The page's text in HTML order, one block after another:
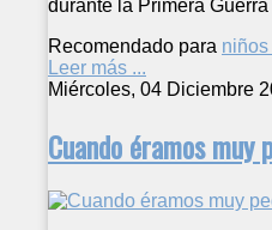
durante la Primera
Recomendado para
Leer más ...
Miércoles, 04 Diciembre
Cuando éramos muy